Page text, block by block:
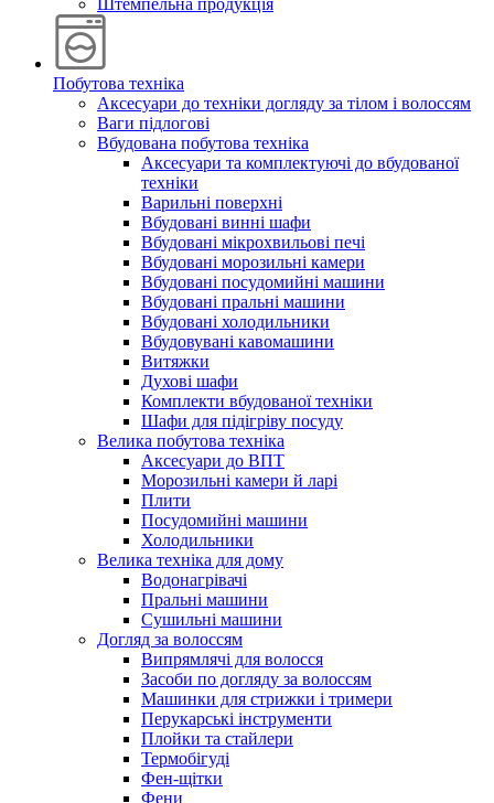
Штемпельна продукція
Побутова техніка
Аксесуари до техніки догляду за тілом і волоссям
Ваги підлогові
Вбудована побутова техніка
Аксесуари та комплектуючі до вбудованої
техніки
Варильні поверхні
Вбудовані винні шафи
Вбудовані мікрохвильові печі
Вбудовані морозильні камери
Вбудовані посудомийні машини
Вбудовані пральні машини
Вбудовані холодильники
Вбудовувані кавомашини
Витяжки
Духові шафи
Комплекти вбудованої техніки
Шафи для підігріву посуду
Велика побутова техніка
Аксесуари до ВПТ
Морозильні камери й ларі
Плити
Посудомийні машини
Холодильники
Велика техніка для дому
Водонагрівачі
Пральні машини
Сушильні машини
Догляд за волоссям
Випрямлячі для волосся
Засоби по догляду за волоссям
Машинки для стрижки і тримери
Перукарські інструменти
Плойки та стайлери
Термобігуді
Фен-щітки
Фени